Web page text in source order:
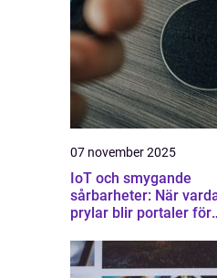
07 november 2025
IoT och smygande
sårbarheter: När
prylar blir portaler för